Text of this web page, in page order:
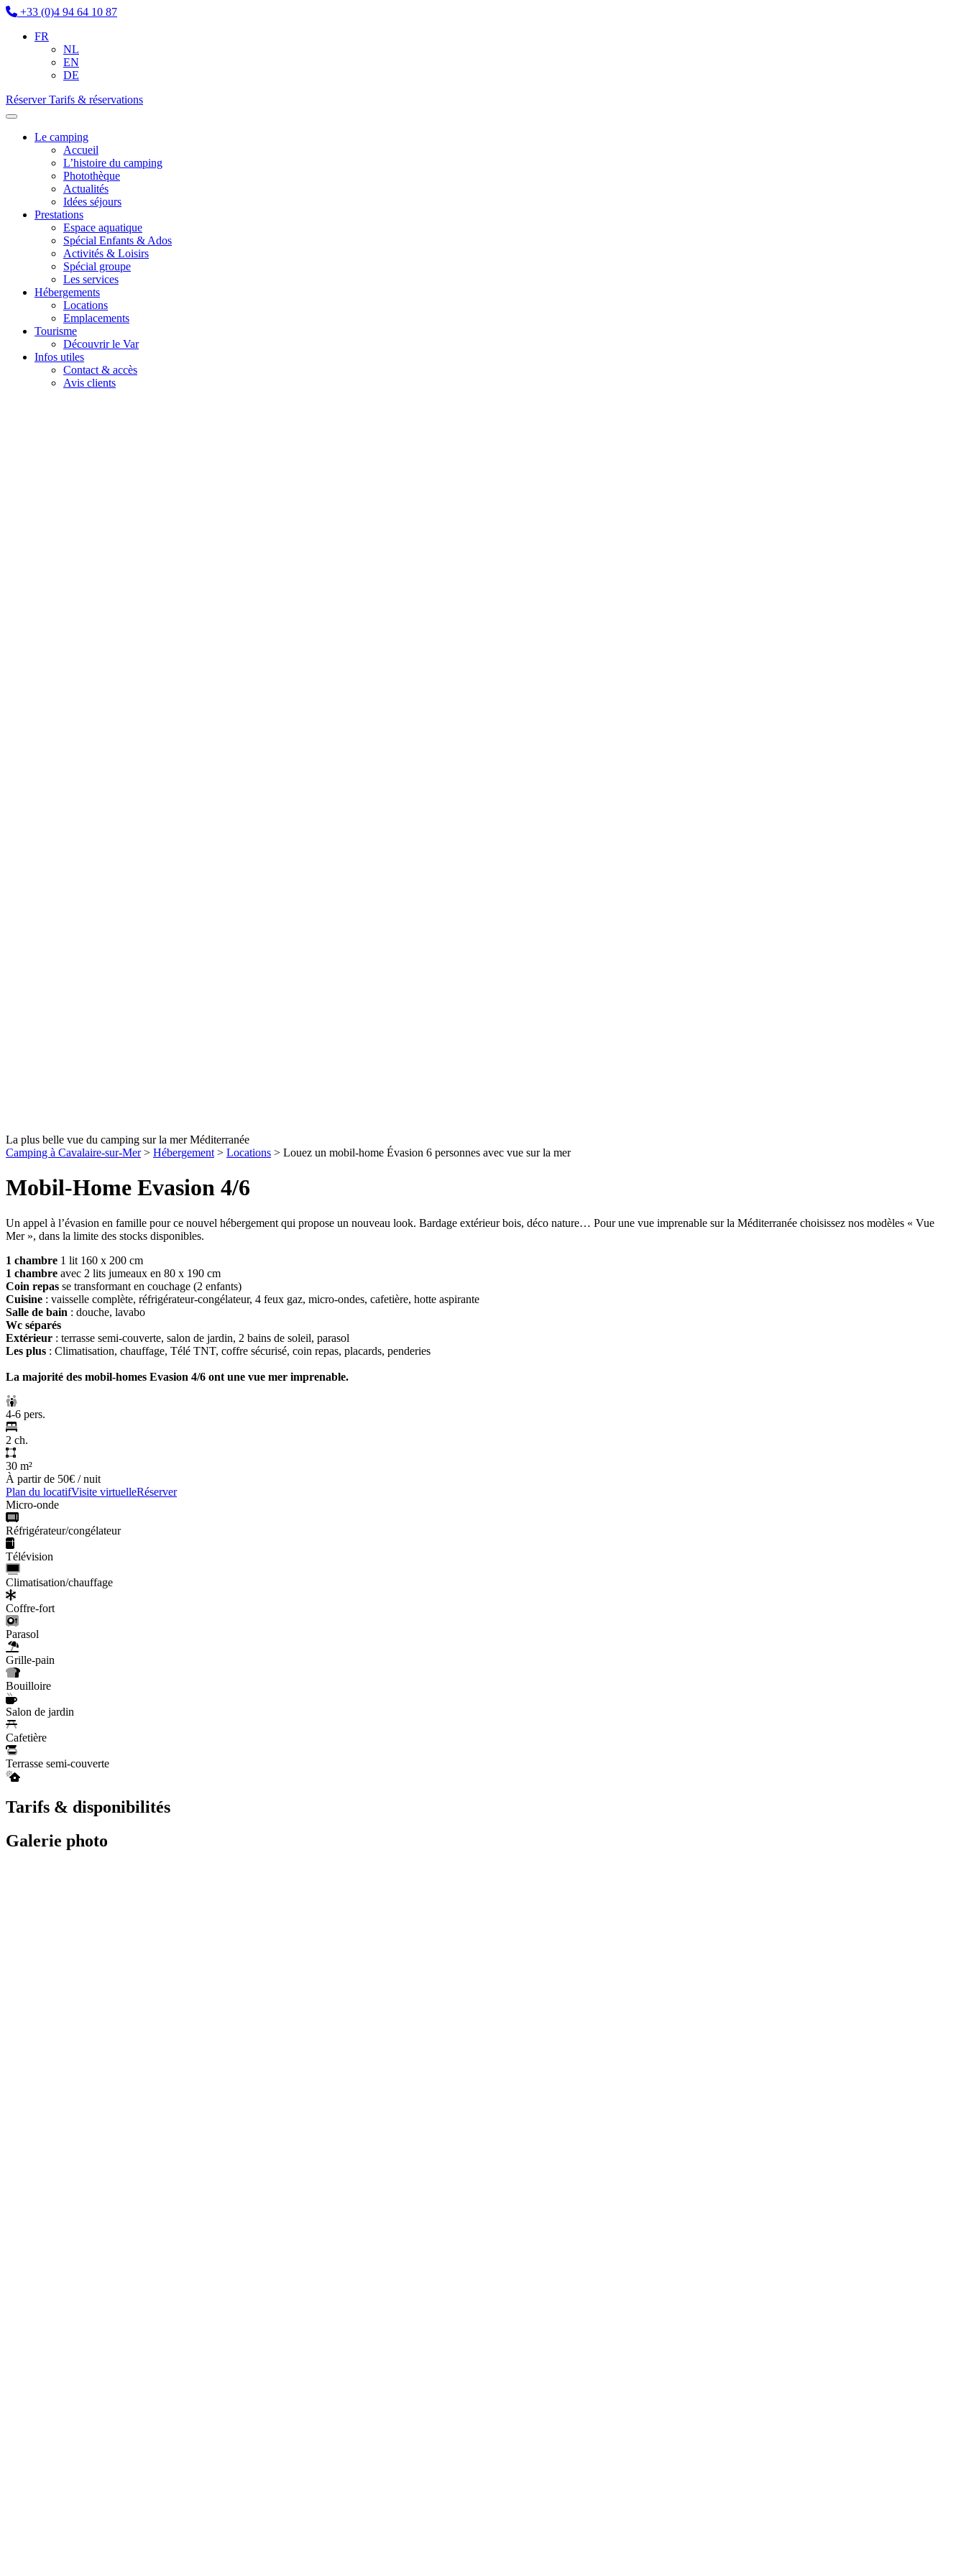
+33 (0)4 94 64 10 87
FR
NL
EN
DE
RéserverTarifs & réservations
Le camping
Accueil
L’histoire du camping
Photothèque
Actualités
Idées séjours
Prestations
Espace aquatique
Spécial Enfants & Ados
Activités & Loisirs
Spécial groupe
Les services
Hébergements
Locations
Emplacements
Tourisme
Découvrir le Var
Infos utiles
Contact & accès
Avis clients
La plus belle vue du camping sur la mer Méditerranée
Camping à Cavalaire-sur-Mer> Hébergement > Locations > Louez un mobil-home Évasion 6 personnes avec vue sur la mer
Mobil-Home Evasion 4/6
Un appel à l’évasion en famille pour ce nouvel hébergement qui propose un nouveau look. Bardage extérieur bois, déco nature… Pour une vue imprenable sur la Méditerranée choisissez nos modèles « Vue
Mer », dans la limite des stocks disponibles.
1 chambre 1 lit 160 x 200 cm
1 chambre avec 2 lits jumeaux en 80 x 190 cm
Coin repas se transformant en couchage (2 enfants)
Cuisine : vaisselle complète, réfrigérateur-congélateur, 4 feux gaz, micro-ondes, cafetière, hotte aspirante
Salle de bain : douche, lavabo
Wc séparés
Extérieur : terrasse semi-couverte, salon de jardin, 2 bains de soleil, parasol
Les plus : Climatisation, chauffage, Télé TNT, coffre sécurisé, coin repas, placards, penderies
La majorité des mobil-homes Evasion 4/6 ont une vue mer imprenable.
4-6 pers.
2 ch.
30 m²
À partir de 50€ / nuit
Plan du locatifVisite virtuelleRéserver
Micro-onde
Réfrigérateur/congélateur
Télévision
Climatisation/chauffage
Coffre-fort
Parasol
Grille-pain
Bouilloire
Salon de jardin
Cafetière
Terrasse semi-couverte
Tarifs & disponibilités
Galerie photo